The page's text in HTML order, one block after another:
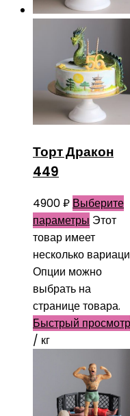
Торт Дракон
449
4900₽ Выберите
параметры Этот
товар имеет
несколько
Опции можно
выбрать на
странице товара.
Быстрый просмотр
/ кг